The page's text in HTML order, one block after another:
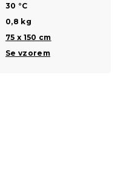
30 °C
0,8 kg
75 x 150 cm
Se vzorem